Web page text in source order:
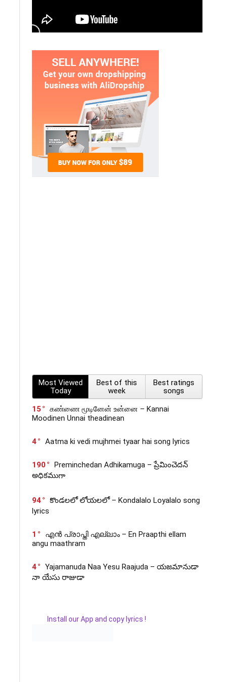
Most Viewed
Today
Best of this
week
Best ratings
songs
15
கண்ணை மூடினேன் உன்னை – Kannai
Moodinen Unnai theadinean
4 Aatma ki vedi mujhmei tyaar hai song lyrics
190
Preminchedan Adhikamuga – ప్రేమించెదన్
అధికముగా
94
కొండలలో లోయలలో – Kondalalo Loyalalo song
lyrics
1
എൻ പ്രാപ്തി എല്ലാം – En Praapthi ellam
angu maathram
4
Yajamanuda Naa Yesu Raajuda – యజమానుడా
నా యేసు రాజుడా
Install our App and copy lyrics !